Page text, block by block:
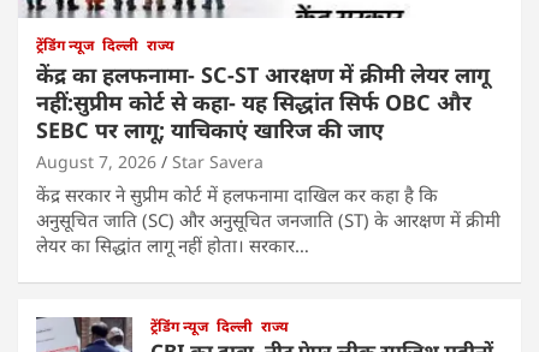
ट्रेंडिंग न्यूज दिल्ली राज्य
केंद्र का हलफनामा- SC-ST आरक्षण में क्रीमी लेयर लागू
नहीं:सुप्रीम कोर्ट से कहा- यह सिद्धांत सिर्फ OBC और
SEBC पर लागू; याचिकाएं खारिज की जाए
August 7, 2026 Star Savera
केंद्र सरकार ने सुप्रीम कोर्ट में हलफनामा दाखिल कर कहा है कि
अनुसूचित जाति (SC) और अनुसूचित जनजाति (ST) के आरक्षण में क्रीमी
लेयर का सिद्धांत लागू नहीं होता। सरकार…
ट्रेंडिंग न्यूज दिल्ली राज्य